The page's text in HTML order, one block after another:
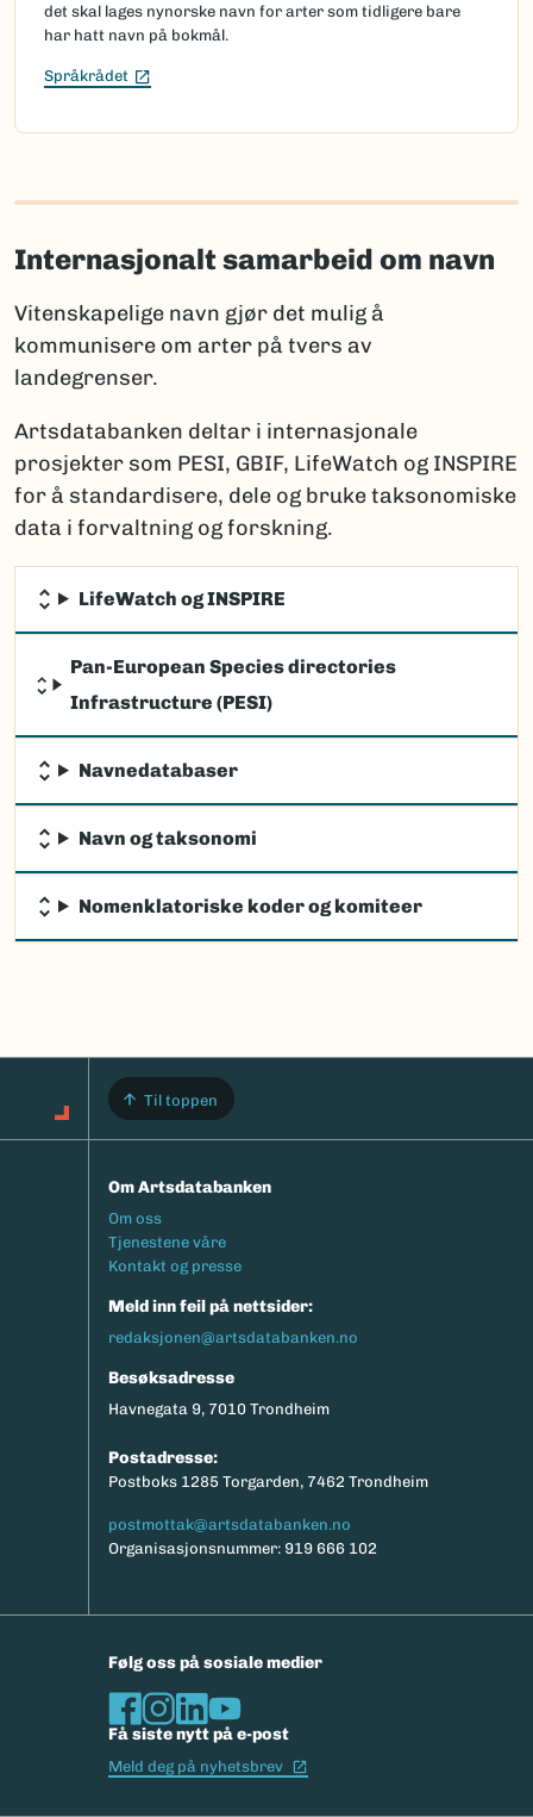
det skal lages nynorske navn for arter som tidligere bare
har hatt navn på bokmål.
Språkrådet (Ekstern lenke)
Internasjonalt samarbeid om navn
Vitenskapelige navn gjør det mulig å
kommunisere om arter på tvers av
landegrenser.
Artsdatabanken deltar i internasjonale
prosjekter som PESI, GBIF, LifeWatch og INSPIRE
for å standardisere, dele og bruke taksonomiske
data i forvaltning og forskning.
LifeWatch og INSPIRE
Pan-European Species directories
Infrastructure (PESI)
Navnedatabaser
Navn og taksonomi
Nomenklatoriske koder og komiteer
Til toppen
Om Artsdatabanken
Footermeny
Om oss
Tjenestene våre
Kontakt og presse
Meld inn feil på nettsider:
redaksjonen@artsdatabanken.no
Besøksadresse
Havnegata 9, 7010 Trondheim
Postadresse:
Postboks 1285 Torgarden, 7462 Trondheim
postmottak@artsdatabanken.no
Organisasjonsnummer: 919 666 102
Følg oss på sosiale medier
Få siste nytt på e-post
Meld deg på nyhetsbrev